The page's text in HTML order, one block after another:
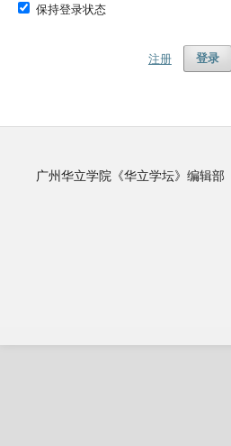
保持登录状态
登录
注册
广州华立学院《华立学坛》编辑部